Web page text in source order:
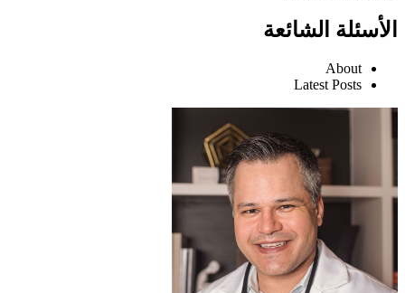
الأسئلة الشائعة
About
Latest Posts